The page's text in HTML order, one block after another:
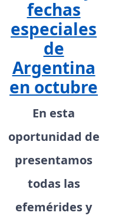
fechas
especiales
de
Argentina
en octubre
En esta
oportunidad de
presentamos
todas las
efemérides y